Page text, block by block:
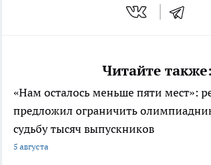
Читайте также:
«Нам осталось меньше пяти мест»:
предложил ограничить
судьбу тысяч выпускников
5 августа